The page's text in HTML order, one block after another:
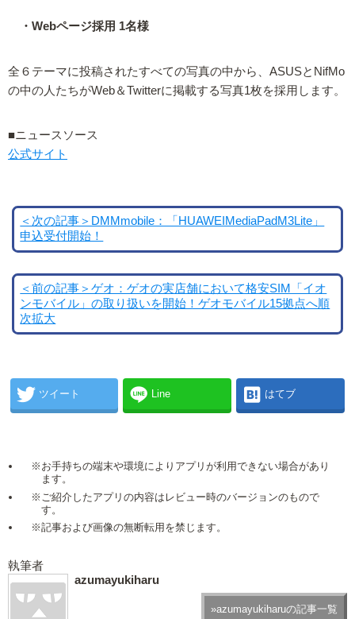
・Webページ採用 1名様
全６テーマに投稿されたすべての写真の中から、ASUSとNifMo
の中の人たちがWeb＆Twitterに掲載する写真1枚を採用します。
■ニュースソース
公式サイト
＜次の記事＞DMMmobile：「HUAWEIMediaPadM3Lite」
申込受付開始！
＜前の記事＞ゲオ：ゲオの実店舗において格安SIM「イオ
ンモバイル」の取り扱いを開始！ゲオモバイル15拠点へ順
次拡大
ツイート Line はてブ
※お手持ちの端末や環境によりアプリが利用できない場合があり
ます。
※ご紹介したアプリの内容はレビュー時のバージョンのもので
す。
※記事および画像の無断転用を禁じます。
執筆者
azumayukiharu
»azumayukiharuの記事一覧